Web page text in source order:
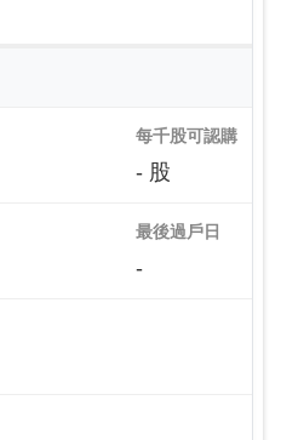
每千股可認購
- 股
最後過戶日
-